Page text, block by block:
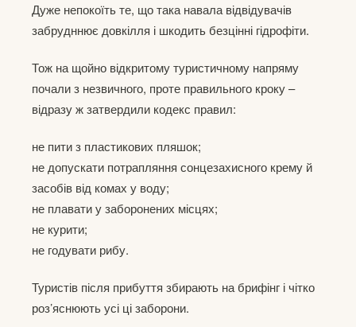
Дуже непокоїть те, що така навала відвідувачів
забрудннює довкілля і шкодить безцінні гідрофіти.
Тож на щойно відкритому туристичному напряму
почали з незвичного, проте правильного кроку –
відразу ж затвердили кодекс правил:
не пити з пластикових пляшок;
не допускати потрапляння сонцезахисного крему й
засобів від комах у воду;
не плавати у заборонених місцях;
не курити;
не годувати рибу.
Туристів після прибуття збирають на брифінг і чітко
роз’яснюють усі ці заборони.